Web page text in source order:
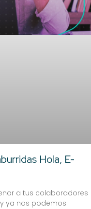
Hola, E-
a tus colaboradores
ya nos podemos